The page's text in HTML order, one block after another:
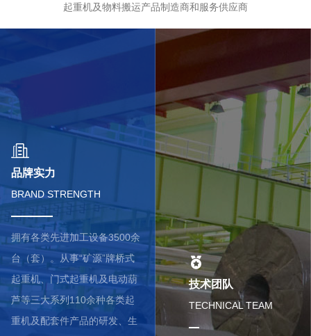
起重机及物料搬运产品制造商和服务供应商
品牌实力
BRAND STRENGTH
拥有各类先进加工设备3500余
台（套）。从事“矿源”牌桥式
起重机、门式起重机及电动葫
芦等三大系列110余种各类起
重机及配套件产品的研发、生
技术团队
TECHNICAL TEAM